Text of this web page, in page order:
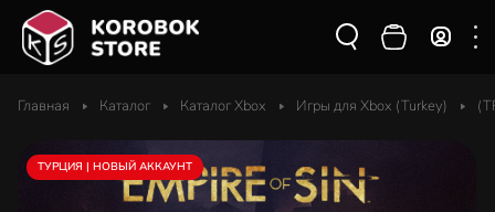
Главная Каталог Каталог Xbox Игры для Xbox (Turkey)
ТУРЦИЯ | НОВЫЙ АККАУНТ